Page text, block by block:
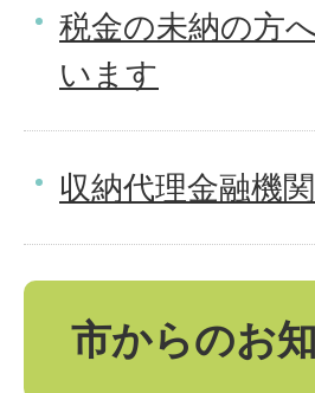
税金の未納の方
います
収納代理金融機
市からのお